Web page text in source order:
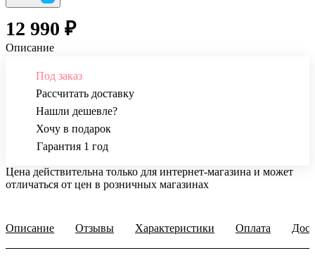
12 990 ₽
Описание
Под заказ
Рассчитать доставку
Нашли дешевле?
Хочу в подарок
Гарантия 1 год
Цена действительна только для интернет-магазина и может
отличаться от цен в розничных магазинах
Описание Отзывы Характеристики Оплата